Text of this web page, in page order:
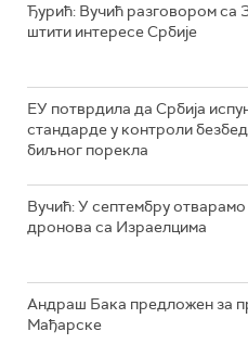
Ђурић: Вучић разговором са
штити интересе Србије
ЕУ потврдила да Србија
стандарде у контроли
биљног порекла
Вучић: У септембру
дронова са Израелцима
Андраш Бакa предложен за
Мађарске